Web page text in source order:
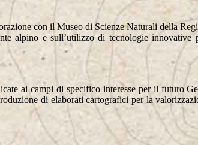
con il Museo di Scienze Naturali della
alpino e sull’utilizzo di tecnologie
ai campi di specifico interesse per il futuro
di elaborati cartografici per la